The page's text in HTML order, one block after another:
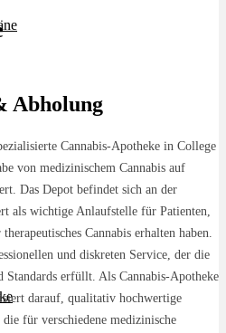
Abholung
Cannabis-Apotheke in College
von medizinischem Cannabis auf
Das Depot befindet sich an der
als wichtige Anlaufstelle für Patienten,
Cannabis erhalten haben.
und diskreten Service, der die
Standards erfüllt. Als Cannabis-Apotheke
darauf, qualitativ hochwertige
für verschiedene medizinische